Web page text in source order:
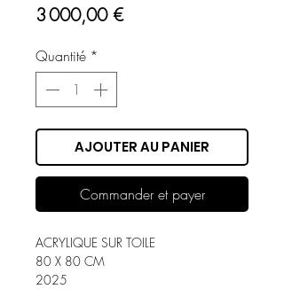
3 000,00 €Prix
Quantité *
AJOUTER AU PANIER
Commander et payer
ACRYLIQUE SUR TOILE
80 X 80 CM
2025